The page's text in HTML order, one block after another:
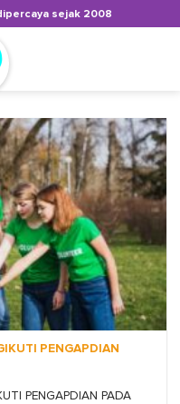
sejak 2008
PENGAPDIAN
PENGAPDIAN PADA